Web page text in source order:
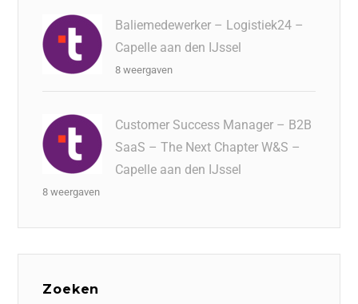
Baliemedewerker – Logistiek24 –
Capelle aan den IJssel
8 weergaven
Customer Success Manager – B2B
SaaS – The Next Chapter W&S –
Capelle aan den IJssel
8 weergaven
Zoeken